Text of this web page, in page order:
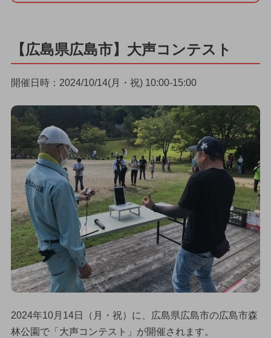
【広島県広島市】大声コンテスト
開催日時：2024/10/14(月・祝) 10:00-15:00
2024年10月14日（月・祝）に、広島県広島市の広島市森
林公園で「大声コンテスト」が開催されます。